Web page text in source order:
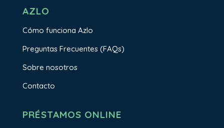
AZLO
Cómo funciona Azlo
Preguntas Frecuentes (FAQs)
Sobre nosotros
Contacto
PRÉSTAMOS ONLINE